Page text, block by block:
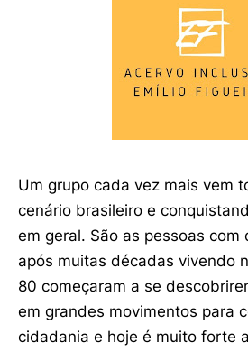
Um grupo cada vez mais vem
cenário brasileiro e
em geral. São as pessoas com
após muitas décadas vivendo
80 começaram a se
em grandes movimentos para
cidadania e hoje é muito forte